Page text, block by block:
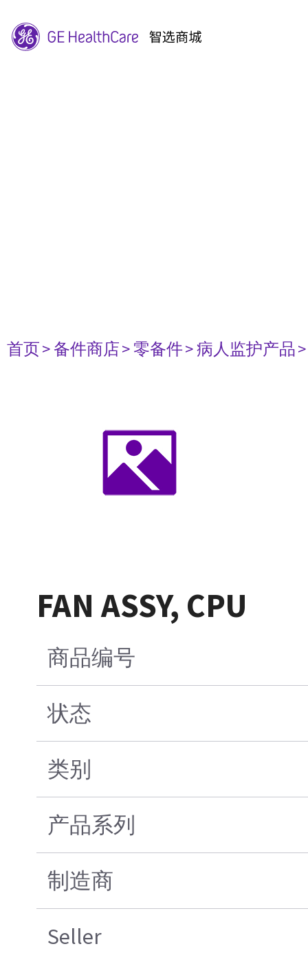
首页> 备件商店> 零备件> 病人监护产品
FAN ASSY, CPU
商品编号
状态
类别
产品系列
制造商
Seller